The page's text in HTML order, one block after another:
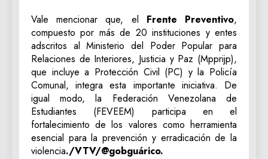
Vale mencionar que, el Frente Preventivo,
compuesto por más de 20 instituciones y entes
adscritos al Ministerio del Poder Popular para
Relaciones de Interiores, Justicia y Paz (Mpprijp),
que incluye a Protección Civil (PC) y la Policía
Comunal, integra esta importante iniciativa. De
igual modo, la Federación Venezolana de
Estudiantes (FEVEEM) participa en el
fortalecimiento de los valores como herramienta
esencial para la prevención y erradicación de la
violencia./VTV/@gobguárico.